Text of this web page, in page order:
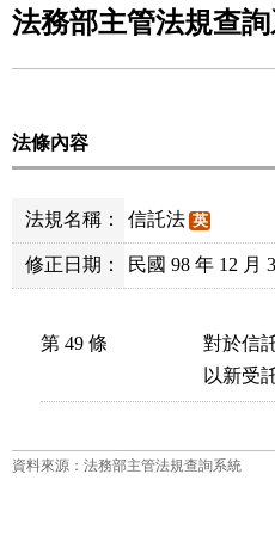
法務部主管法規查
法條內容
法規名稱： 信託法 英
修正日期： 民國 98 年 12 月
第 49 條
對於信
以新受
資料來源：法務部主管法規查詢系統